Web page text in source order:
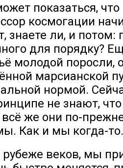
показаться,
космогации
знаете ли, и
для порядку?
молодой поросли,
марсианской
нормой.
не знают,
же они по-
Как и мы когда-то.
веков, мы